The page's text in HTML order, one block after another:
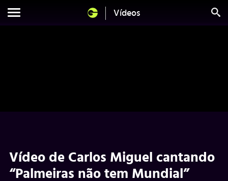
Vídeos
Vídeo de Carlos Miguel cantando
“Palmeiras não tem Mundial”